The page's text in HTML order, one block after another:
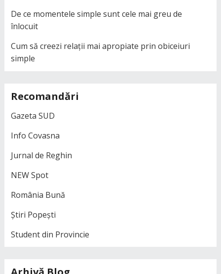
De ce momentele simple sunt cele mai greu de
înlocuit
Cum să creezi relații mai apropiate prin obiceiuri
simple
Recomandări
Gazeta SUD
Info Covasna
Jurnal de Reghin
NEW Spot
România Bună
Știri Popești
Student din Provincie